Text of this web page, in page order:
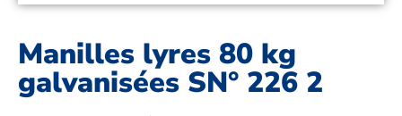
Manilles lyres 80 kg
galvanisées SN° 226 2